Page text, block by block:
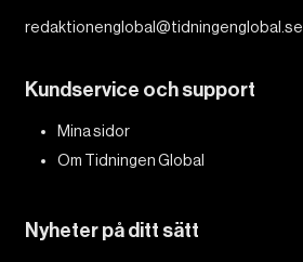
redaktionenglobal@tidningenglobal.se
Kundservice och support
Mina sidor
Om Tidningen Global
Nyheter på ditt sätt